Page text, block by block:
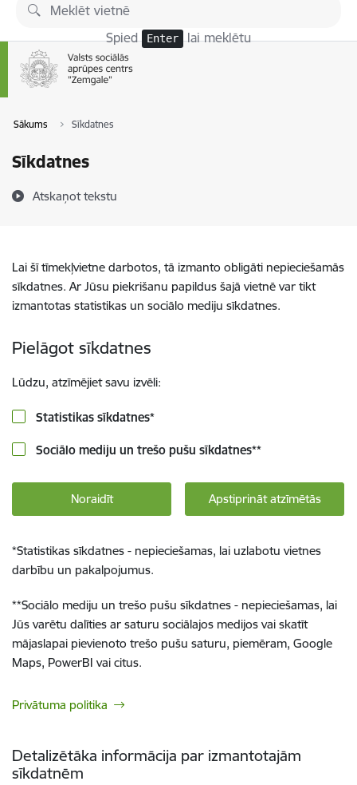
Pāriet uz lapas saturu
Spied Enter lai meklētu
Sākums Sīkdatnes
Sīkdatnes
Atskaņot tekstu
Lai šī tīmekļvietne darbotos, tā izmanto obligāti nepieciešamās
sīkdatnes. Ar Jūsu piekrišanu papildus šajā vietnē var tikt
izmantotas statistikas un sociālo mediju sīkdatnes.
Pielāgot sīkdatnes
Lūdzu, atzīmējiet savu izvēli:
Statistikas sīkdatnes*
Sociālo mediju un trešo pušu sīkdatnes**
Noraidīt Apstiprināt atzīmētās
*Statistikas sīkdatnes - nepieciešamas, lai uzlabotu vietnes
darbību un pakalpojumus.
**Sociālo mediju un trešo pušu sīkdatnes - nepieciešamas, lai
Jūs varētu dalīties ar saturu sociālajos medijos vai skatīt
mājaslapai pievienoto trešo pušu saturu, piemēram, Google
Maps, PowerBI vai citus.
Privātuma politika
Detalizētāka informācija par izmantotajām
sīkdatnēm